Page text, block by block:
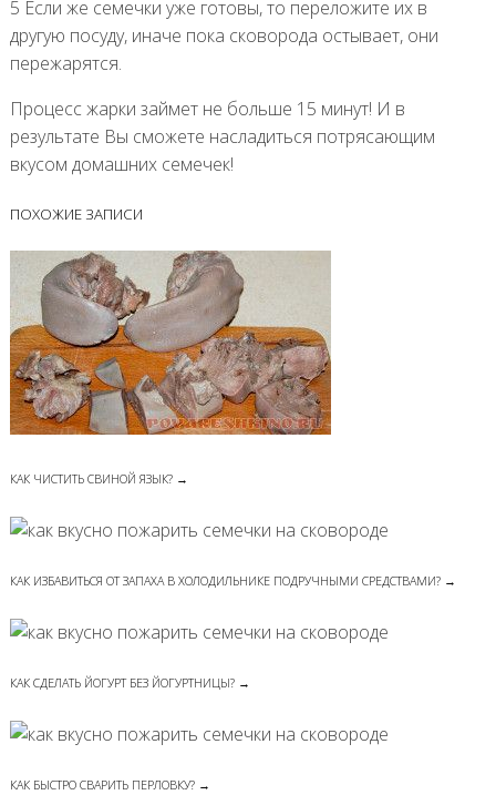
5 Если же семечки уже готовы, то переложите их в
другую посуду, иначе пока сковорода остывает, они
пережарятся.
Процесс жарки займет не больше 15 минут! И в
результате Вы сможете насладиться потрясающим
вкусом домашних семечек!
ПОХОЖИЕ ЗАПИСИ
КАК ЧИСТИТЬ СВИНОЙ ЯЗЫК? →
КАК ИЗБАВИТЬСЯ ОТ ЗАПАХА В ХОЛОДИЛЬНИКЕ ПОДРУЧНЫМИ СРЕДСТВАМИ? →
КАК СДЕЛАТЬ ЙОГУРТ БЕЗ ЙОГУРТНИЦЫ? →
КАК БЫСТРО СВАРИТЬ ПЕРЛОВКУ? →